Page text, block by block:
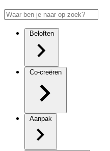
Beloften
Co-creëren
Aanpak